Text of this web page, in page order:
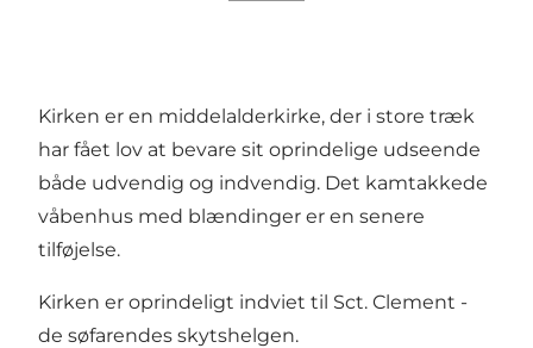
Kirken er en middelalderkirke, der i store træk
har fået lov at bevare sit oprindelige udseende
både udvendig og indvendig. Det kamtakkede
våbenhus med blændinger er en senere
tilføjelse.
Kirken er oprindeligt indviet til Sct. Clement -
de søfarendes skytshelgen.